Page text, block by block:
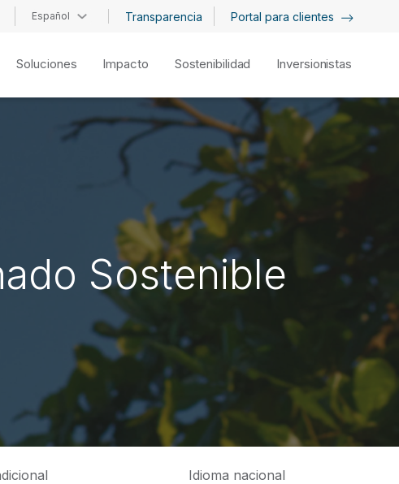
Español Transparencia Portal para clientes
Soluciones Impacto Sostenibilidad Inversionistas
Sostenible
Idioma nacional